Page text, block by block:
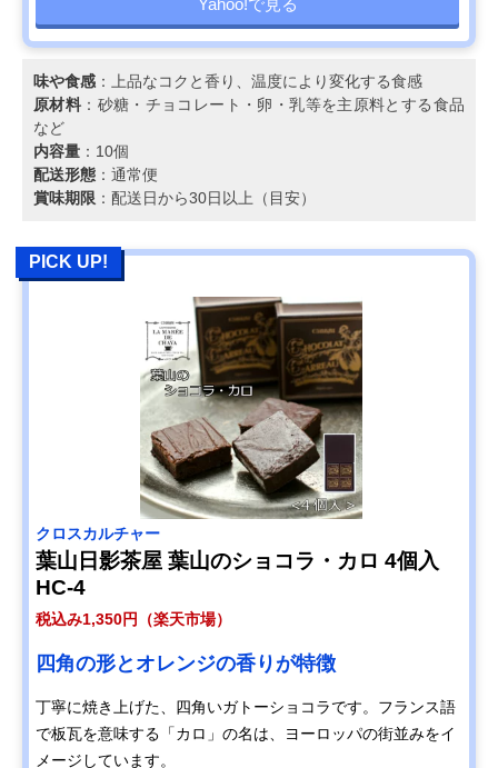
Yahoo!で見る
味や食感 ：上品なコクと香り、温度により変化する食感
原材料 ：砂糖・チョコレート・卵・乳等を主原料とする食品
など
内容量 ：10個
配送形態 ：通常便
賞味期限 ：配送日から30日以上（目安）
PICK UP!
クロスカルチャー
葉山日影茶屋 葉山のショコラ・カロ 4個入
HC-4
税込み1,350円（楽天市場）
四角の形とオレンジの香りが特徴
丁寧に焼き上げた、四角いガトーショコラです。フランス語
で板瓦を意味する「カロ」の名は、ヨーロッパの街並みをイ
メージしています。